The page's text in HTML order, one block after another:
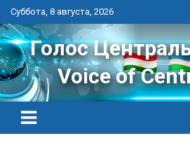
Перейти
к
контенту
Суббота, 8 августа, 2026
Голос
Voice of